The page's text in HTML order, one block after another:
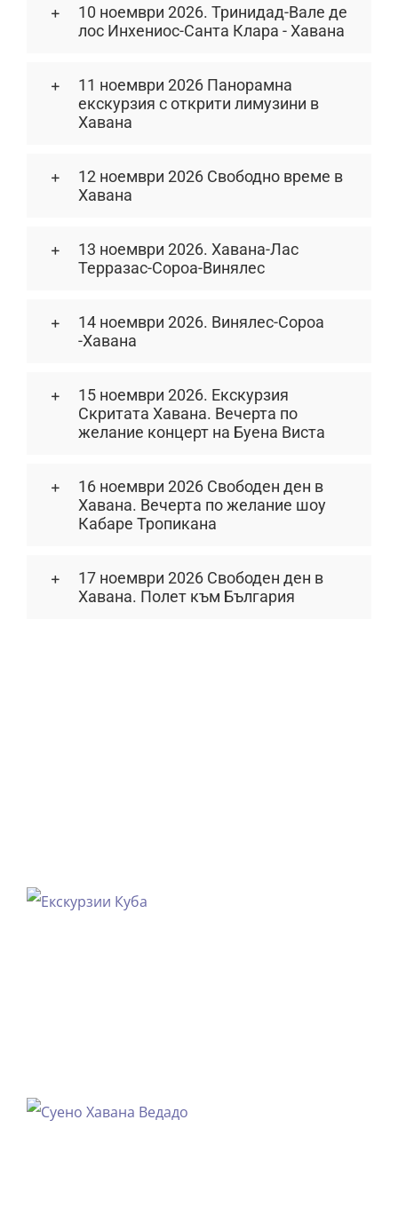
10 ноември 2026. Тринидад-Вале де
лос Инхениос-Санта Клара - Хавана
11 ноември 2026 Панорамна
екскурзия с открити лимузини в
Хавана
12 ноември 2026 Свободно време в
Хавана
13 ноември 2026. Хавана-Лас
Терразас-Сороа-Винялес
14 ноември 2026. Винялес-Сороа
-Хавана
15 ноември 2026. Екскурзия
Скритата Хавана. Вечерта по
желание концерт на Буена Виста
16 ноември 2026 Свободен ден в
Хавана. Вечерта по желание шоу
Кабаре Тропикана
17 ноември 2026 Свободен ден в
Хавана. Полет към България